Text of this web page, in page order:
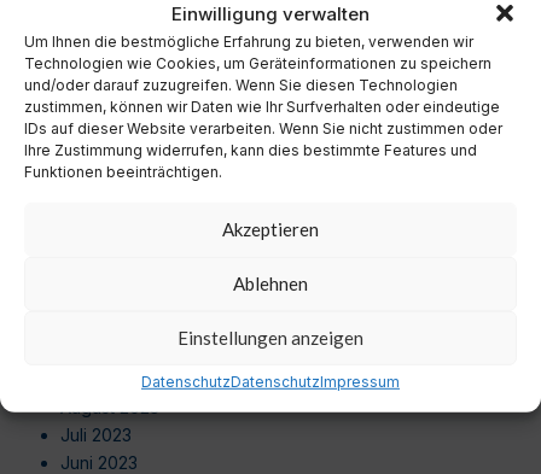
Einwilligung verwalten
Um Ihnen die bestmögliche Erfahrung zu bieten, verwenden wir
Technologien wie Cookies, um Geräteinformationen zu speichern
und/oder darauf zuzugreifen. Wenn Sie diesen Technologien
zustimmen, können wir Daten wie Ihr Surfverhalten oder eindeutige
IDs auf dieser Website verarbeiten. Wenn Sie nicht zustimmen oder
Ihre Zustimmung widerrufen, kann dies bestimmte Features und
Funktionen beeinträchtigen.
Akzeptieren
Ablehnen
Einstellungen anzeigen
DatenschutzDatenschutzImpressum
September 2024
August 2024
Juli 2024
Juni 2024
Mai 2024
September 2023
August 2023
Juli 2023
Juni 2023